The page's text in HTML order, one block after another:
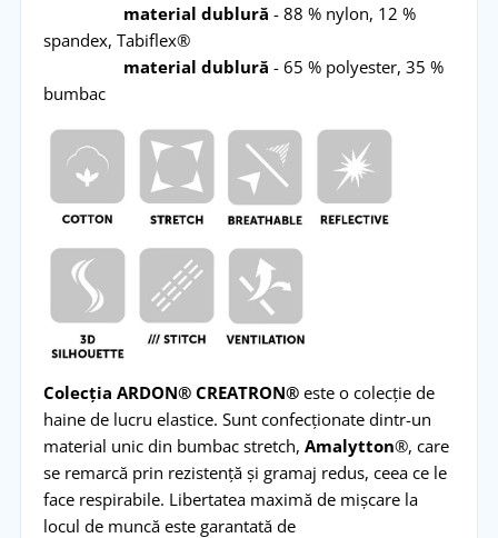
material dublură - 88 % nylon, 12 %
spandex, Tabiflex®
material dublură - 65 % polyester, 35 %
bumbac
Colecția ARDON® CREATRON® este o colecție de
haine de lucru elastice. Sunt confecționate dintr-un
material unic din bumbac stretch, Amalytton®, care
se remarcă prin rezistență și gramaj redus, ceea ce le
face respirabile. Libertatea maximă de mișcare la
locul de muncă este garantată de